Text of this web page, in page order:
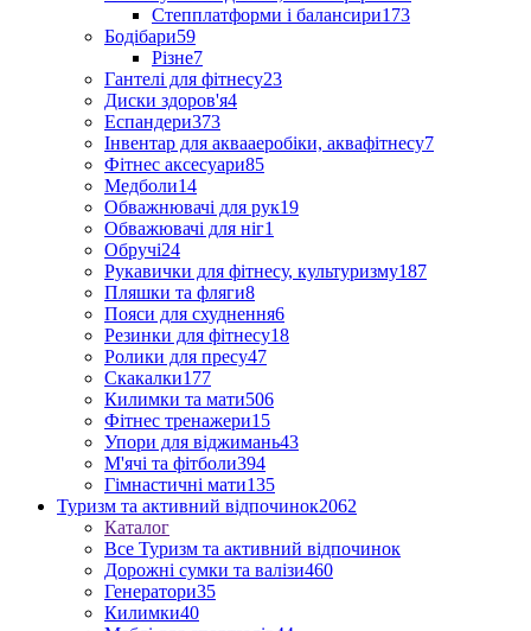
Степплатформи і балансири173
Бодібари59
Різне7
Гантелі для фітнесу23
Диски здоров'я4
Еспандери373
Інвентар для аквааеробіки, аквафітнесу7
Фітнес аксесуари85
Медболи14
Обважнювачі для рук19
Обважювачі для ніг1
Обручі24
Рукавички для фітнесу, культуризму187
Пляшки та фляги8
Пояси для схуднення6
Резинки для фітнесу18
Ролики для пресу47
Скакалки177
Килимки та мати506
Фітнес тренажери15
Упори для віджимань43
М'ячі та фітболи394
Гімнастичні мати135
Туризм та активний відпочинок2062
Каталог
Все Туризм та активний відпочинок
Дорожні сумки та валізи460
Генератори35
Килимки40